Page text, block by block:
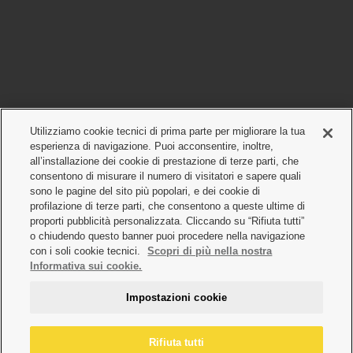
Utilizziamo cookie tecnici di prima parte per migliorare la tua
esperienza di navigazione. Puoi acconsentire, inoltre,
all’installazione dei cookie di prestazione di terze parti, che
consentono di misurare il numero di visitatori e sapere quali
sono le pagine del sito più popolari, e dei cookie di
profilazione di terze parti, che consentono a queste ultime di
proporti pubblicità personalizzata. Cliccando su “Rifiuta tutti”
o chiudendo questo banner puoi procedere nella navigazione
con i soli cookie tecnici.
Scopri di più nella nostra
Informativa sui cookie.
Impostazioni cookie
Rifiuta tutti